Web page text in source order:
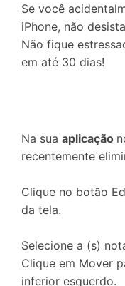
Se você
iPhone, não
Não fique
em até 30 dias!
Na sua aplicação
recentemente
Clique no botão
da tela.
Selecione a (s)
Clique em Mover
inferior esquerdo.